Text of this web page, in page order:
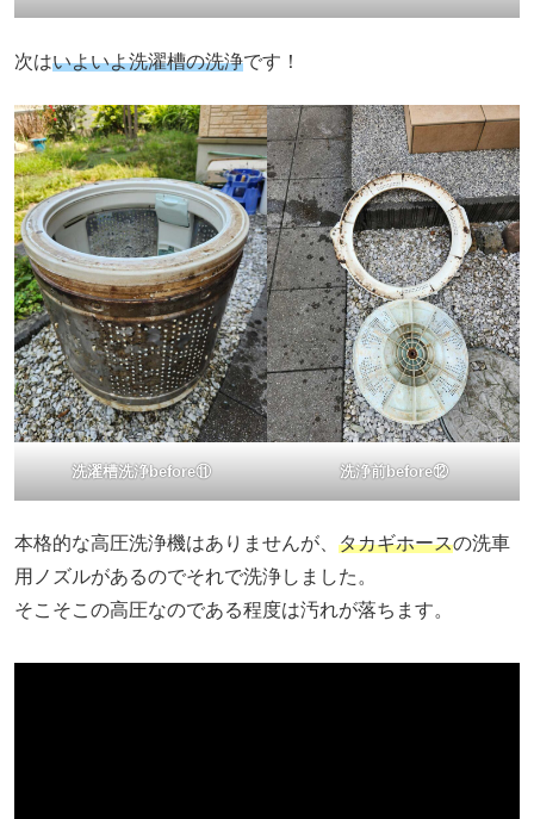
次はいよいよ洗濯槽の洗浄です！
洗濯槽洗浄before⑪ 洗浄前before⑫
本格的な高圧洗浄機はありませんが、 タカギホースの洗車
用ノズルがあるのでそれで洗浄しました。
そこそこの高圧なのである程度は汚れが落ちます。